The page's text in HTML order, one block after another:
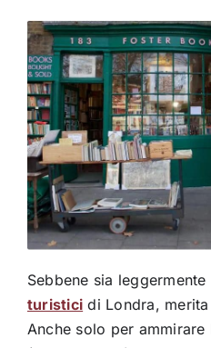
Sebbene sia
turistici di Londra,
Anche solo per